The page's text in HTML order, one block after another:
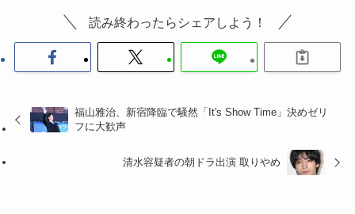
読み終わったらシェアしよう！
福山雅治、新宿降臨で騒然「It's Show Time」決めゼリ
フに大歓声
清水容疑者の朝ドラ出演 取りやめ